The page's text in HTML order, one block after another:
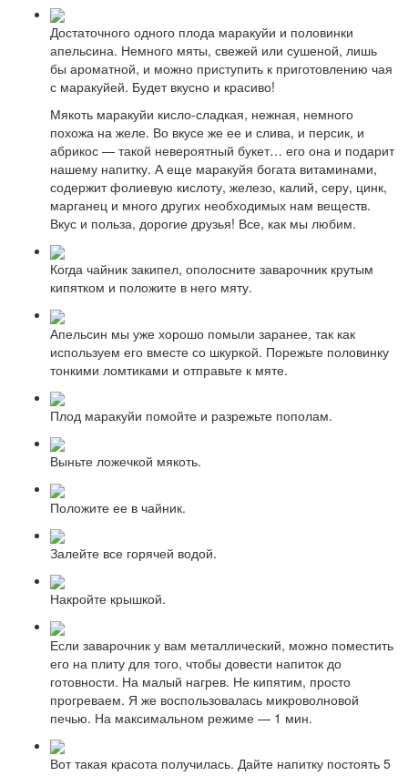
Достаточного одного плода маракуйи и половинки
апельсина. Немного мяты, свежей или сушеной, лишь
бы ароматной, и можно приступить к приготовлению чая
с маракуйей. Будет вкусно и красиво!
Мякоть маракуйи кисло-сладкая, нежная, немного
похожа на желе. Во вкусе же ее и слива, и персик, и
абрикос — такой невероятный букет… его она и подарит
нашему напитку. А еще маракуйя богата витаминами,
содержит фолиевую кислоту, железо, калий, серу, цинк,
марганец и много других необходимых нам веществ.
Вкус и польза, дорогие друзья! Все, как мы любим.
Когда чайник закипел, ополосните заварочник крутым
кипятком и положите в него мяту.
Апельсин мы уже хорошо помыли заранее, так как
используем его вместе со шкуркой. Порежьте половинку
тонкими ломтиками и отправьте к мяте.
Плод маракуйи помойте и разрежьте пополам.
Выньте ложечкой мякоть.
Положите ее в чайник.
Залейте все горячей водой.
Накройте крышкой.
Если заварочник у вам металлический, можно поместить
его на плиту для того, чтобы довести напиток до
готовности. На малый нагрев. Не кипятим, просто
прогреваем. Я же воспользовалась микроволновой
печью. На максимальном режиме — 1 мин.
Вот такая красота получилась. Дайте напитку постоять 5